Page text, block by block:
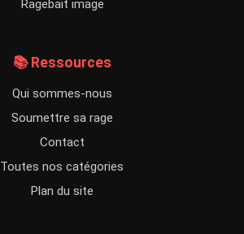
Ragebait image
📚 Ressources
Qui sommes-nous
Soumettre sa rage
Contact
Toutes nos catégories
Plan du site